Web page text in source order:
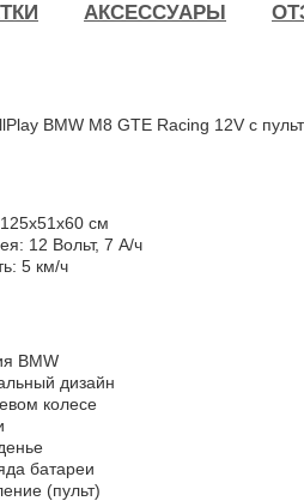
АКСЕССУАРЫ
BMW M8 GTE Racing 12V c
см
12 Вольт, 7 А/ч
5 км/ч
BMW
дизайн
колесе
батареи
(пульт)